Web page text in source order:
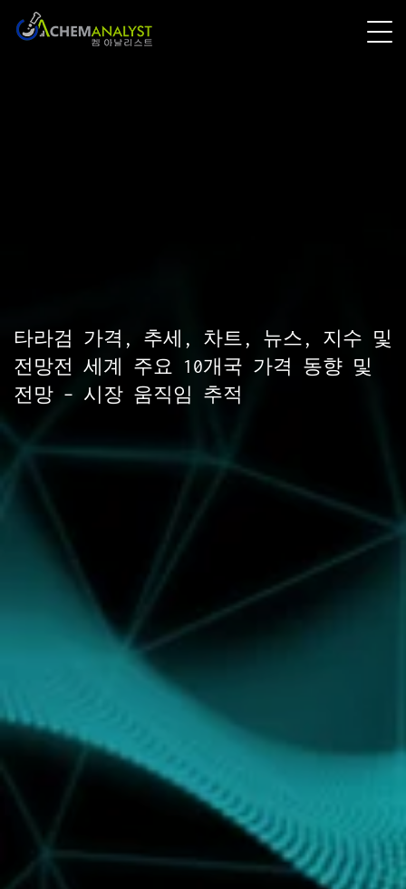
타라검 가격, 추세, 차트, 뉴스, 지수 및
전망전 세계 주요 10개국 가격 동향 및
전망 – 시장 움직임 추적